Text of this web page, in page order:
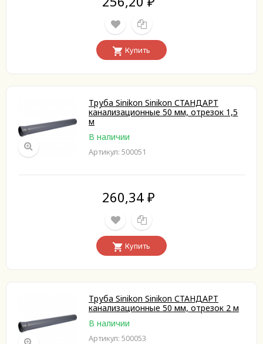
₽
Купить
Труба Sinikon Sinikon СТАНДАРТ
канализационные 50 мм, отрезок 1,5
м
В наличии
Артикул: 500051
260,34 ₽
Купить
Труба Sinikon Sinikon СТАНДАРТ
канализационные 50 мм, отрезок 2 м
В наличии
Артикул: 500053